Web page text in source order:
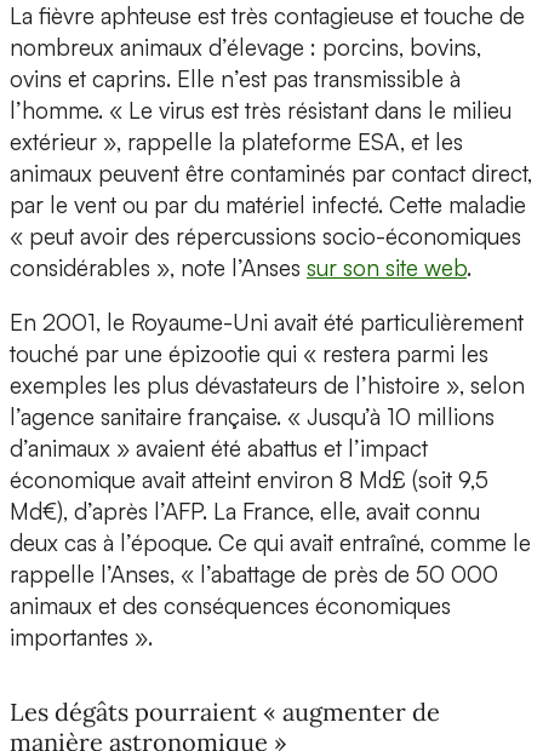
La fièvre aphteuse est très contagieuse et touche de
nombreux animaux d’élevage : porcins, bovins,
ovins et caprins. Elle n’est pas transmissible à
l’homme. « Le virus est très résistant dans le milieu
extérieur », rappelle la plateforme ESA, et les
animaux peuvent être contaminés par contact direct,
par le vent ou par du matériel infecté. Cette maladie
« peut avoir des répercussions socio-économiques
considérables », note l’Anses sur son site web.
En 2001, le Royaume-Uni avait été particulièrement
touché par une épizootie qui « restera parmi les
exemples les plus dévastateurs de l’histoire », selon
l’agence sanitaire française. « Jusqu’à 10 millions
d’animaux » avaient été abattus et l’impact
économique avait atteint environ 8 Md£ (soit 9,5
Md€), d’après l’AFP. La France, elle, avait connu
deux cas à l’époque. Ce qui avait entraîné, comme le
rappelle l’Anses, « l’abattage de près de 50 000
animaux et des conséquences économiques
importantes ».
Les dégâts pourraient « augmenter de
manière astronomique »